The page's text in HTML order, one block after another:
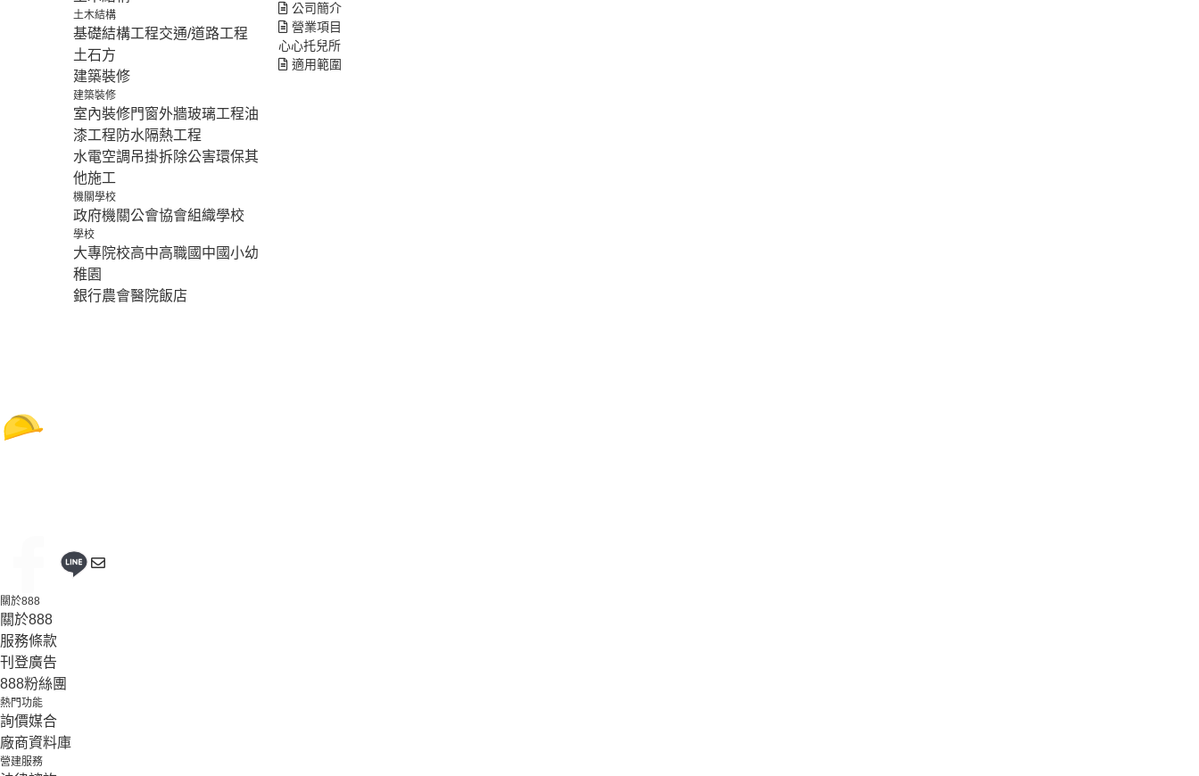
土木結構
基礎結構工程交通/道路工程
土石方
建築裝修
建築裝修
室內裝修門窗外牆玻璃工程油
漆工程 防水隔熱工程
水電空調 吊掛拆除公害環保其
他施工
機關學校
政府機關公會協會組織學校
學校
大專院校高中高職國中 國小幼
稚園
銀行農會醫院飯店
公司簡介
營業項目
心心托兒所
適用範圍
關於888
關於888
服務條款
刊登廣告
888粉絲團
熱門功能
詢價媒合
廠商資料庫
營建服務